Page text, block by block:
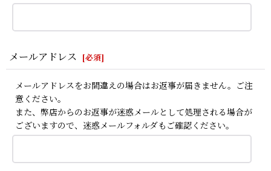
メールアドレス [必須]
メールアドレスをお間違えの場合はお返事が届きません。ご注
意ください。
また、弊店からのお返事が迷惑メールとして処理される場合が
ございますので、迷惑メールフォルダもご確認ください。